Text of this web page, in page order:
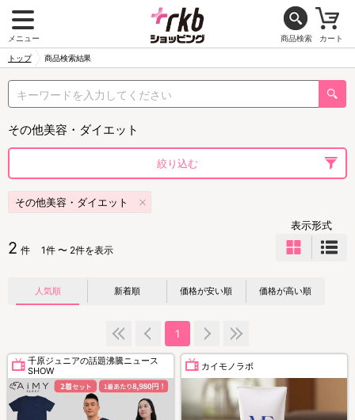
メニュー 商品検索 カート
トップ 商品検索結果
その他美容・ダイエット
絞り込む
その他美容・ダイエット
2 件 1件 〜 2件を表示
表示形式
人気順 新着順 価格が安い順 価格が高い順
1
千原ジュニアの話題沸騰ニュース
SHOW
カイモノラボ